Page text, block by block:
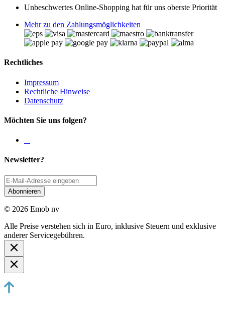
Unbeschwertes Online-Shopping hat für uns oberste Priorität
Mehr zu den Zahlungsmöglichkeiten
Rechtliches
Impressum
Rechtliche Hinweise
Datenschutz
Möchten Sie uns folgen?
Newsletter?
Abonnieren
© 2026 Emob nv
Alle Preise verstehen sich in Euro, inklusive Steuern und exklusive
anderer Servicegebühren.